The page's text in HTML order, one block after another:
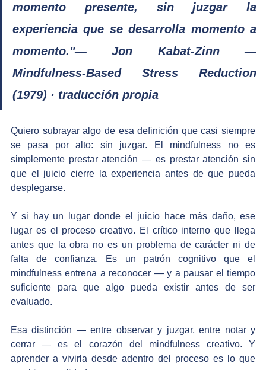
momento presente, sin juzgar la
experiencia que se desarrolla momento a
momento."— Jon Kabat-Zinn —
Mindfulness-Based Stress Reduction
(1979) · traducción propia
Quiero subrayar algo de esa definición que casi siempre
se pasa por alto: sin juzgar. El mindfulness no es
simplemente prestar atención — es prestar atención sin
que el juicio cierre la experiencia antes de que pueda
desplegarse.
Y si hay un lugar donde el juicio hace más daño, ese
lugar es el proceso creativo. El crítico interno que llega
antes que la obra no es un problema de carácter ni de
falta de confianza. Es un patrón cognitivo que el
mindfulness entrena a reconocer — y a pausar el tiempo
suficiente para que algo pueda existir antes de ser
evaluado.
Esa distinción — entre observar y juzgar, entre notar y
cerrar — es el corazón del mindfulness creativo. Y
aprender a vivirla desde adentro del proceso es lo que